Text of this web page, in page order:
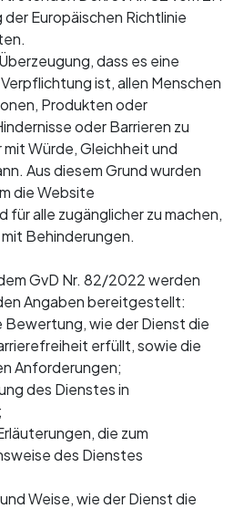
Europäischen Richtlinie
dass es eine
ist, allen Menschen
Produkten oder
oder Barrieren zu
Würde, Gleichheit und
Aus diesem Grund wurden
die Website
alle zugänglicher zu machen,
Behinderungen.
GvD Nr. 82/2022 werden
Angaben bereitgestellt:
Bewertung, wie der Dienst die
erfüllt, sowie die
Anforderungen;
des Dienstes in
die zum
des Dienstes
Weise, wie der Dienst die